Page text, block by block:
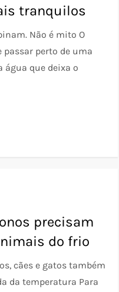
tranquilos
Não é mito O
perto de uma
água que deixa o
precisam
do frio
cães e gatos também
da temperatura Para